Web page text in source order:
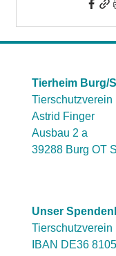
Tierheim Burg/
Tierschutzverein
Astrid Finger
Ausbau 2 a
39288 Burg OT
Unser
Tierschutzverein
IBAN DE36